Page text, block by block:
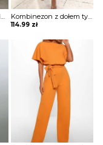
Kombinezon maxi z odkrytymi ramionami Kombinezon z dołem typu alladynki
114.99 zł